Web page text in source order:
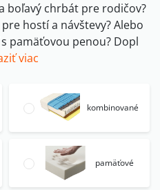
boľavý chrbát pre rodičov?
hostí a návštevy? Alebo
pamäťovou penou? Dopl
viac
kombinované
pamäťové